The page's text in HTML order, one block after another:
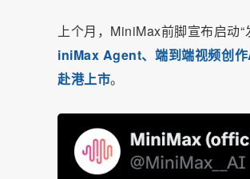
上个月，MiniMax前脚宣布启动“
iniMax Agent、端到端视频创
赴港上市。